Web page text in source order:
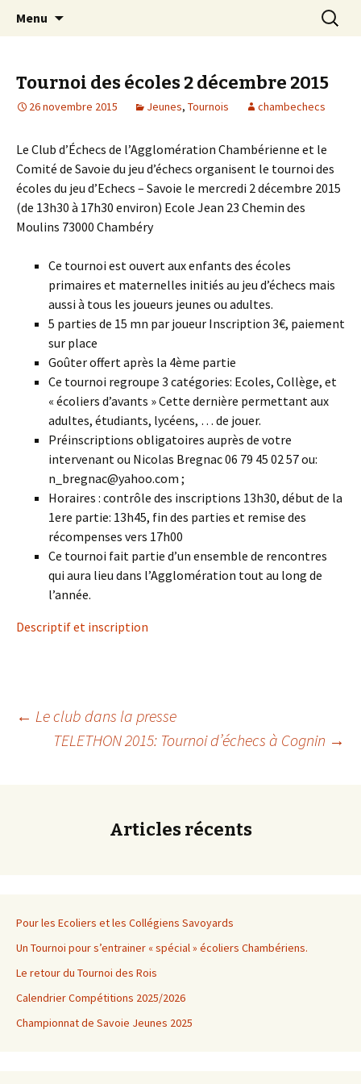
Club d échecs de l
agglomération
chambérienne
Les échecs pour tous
Menu
Tournoi des écoles 2 décembre 2015
26 novembre 2015 Jeunes, Tournois chambechecs
Le Club d’Échecs de l’Agglomération Chambérienne et le
Comité de Savoie du jeu d’échecs organisent le tournoi des
écoles du jeu d’Echecs – Savoie le mercredi 2 décembre 2015
(de 13h30 à 17h30 environ) Ecole Jean 23 Chemin des
Moulins 73000 Chambéry
Ce tournoi est ouvert aux enfants des écoles
primaires et maternelles initiés au jeu d’échecs mais
aussi à tous les joueurs jeunes ou adultes.
5 parties de 15 mn par joueur Inscription 3€, paiement
sur place
Goûter offert après la 4ème partie
Ce tournoi regroupe 3 catégories: Ecoles, Collège, et
« écoliers d’avants » Cette dernière permettant aux
adultes, étudiants, lycéens, … de jouer.
Préinscriptions obligatoires auprès de votre
intervenant ou Nicolas Bregnac 06 79 45 02 57 ou:
n_bregnac@yahoo.com ;
Horaires : contrôle des inscriptions 13h30, début de la
1ere partie: 13h45, fin des parties et remise des
récompenses vers 17h00
Ce tournoi fait partie d’un ensemble de rencontres
qui aura lieu dans l’Agglomération tout au long de
l’année.
Descriptif et inscription
Navigation
articles
← Le club dans la presse
TELETHON 2015: Tournoi d’échecs à Cognin →
Articles récents
Pour les Ecoliers et les Collégiens Savoyards
Un Tournoi pour s’entrainer « spécial » écoliers Chambériens.
Le retour du Tournoi des Rois
Calendrier Compétitions 2025/2026
Championnat de Savoie Jeunes 2025